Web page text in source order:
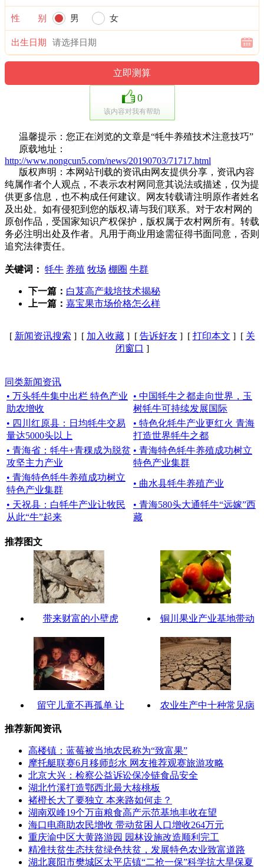
性 别 男 女
出生日期
0
该内容对我有帮助
温馨提示：您正在浏览的文章是“牦牛养殖技术注意技巧”
原载地址：
http://www.nongcun5.com/news/20190703/71717.html
版权声明：本网站刊载的资讯由网友提供分享，资讯内容
纯属作者个人观点，不表示农村网同意其说法或描述，仅为提
供更多信息，也不构成任何建议。网友转载请注明原作者姓名
及出处。如有侵犯到您的版权,请与我们联系。对于农村网的
原创作品，受国家知识产权保护，版权属于农村网所有。转载
务必注明出处及作者。凡用于商业用途需征得书面同意，否则
追究法律责任。
关键词： 牦牛 养殖 牧场 棚圈 牛群
下一篇： 白芨高产栽培技术揭秘
上一篇： 嘉宝果市场价格怎么样
[ 新闻资讯搜索 ] [ 加入收藏] [ 告诉好友] [ 打印本文 ] [ 关
闭窗口 ]
同类新闻资讯
• 万头牦牛集中出栏 特色产业
助农增收
• 中国牦牛之都走向世界，玉
树牦牛可持续发展国际
• 四川红原县：日均牦牛交易
量达5000头以上
• 特色化牦牛产业更红火 青海
打造世界牦牛之都
• 青海省：牦牛+青稞成为脱贫
攻坚主力产业
• 青海特色牦牛养殖成功树立
特色产业集群
• 青海特色牦牛养殖成功树立
特色产业集群
• 曲水县牦牛养殖产业
• 天祝县：白牦牛产业让牧民
从此“牛”起来
• 青海580头大通牦牛“远嫁”西
藏
推荐图文
带来财富的小壁虎 铜川果业产业基地带动
留守儿童不再孤单 让 农业生产中十种常见病
推荐新闻资讯
高楼镇：蓝莓被当地农民称为“致富果”
摩托艇联赛6月移师彭水 网友推荐观赛旅游攻略
北京大兴：检察公益诉讼保冷链食品安全
湖北竹溪打造鄂西北最大核桃板
褚橙长大了要独立 本来路如何走？
湖南双峰19个万亩粮食高产示范基地丰收在望
海口电商助农民增收 带动贫困人口增收264万元
重庆渝中区大黄路游园 园林设施改造顺利完工
精准扶贫生态扶贫绿色扶贫，发展特色农业致富道路
湖北襄阳市樊城区太平店镇“二抢一保”科学抗大旱保夏